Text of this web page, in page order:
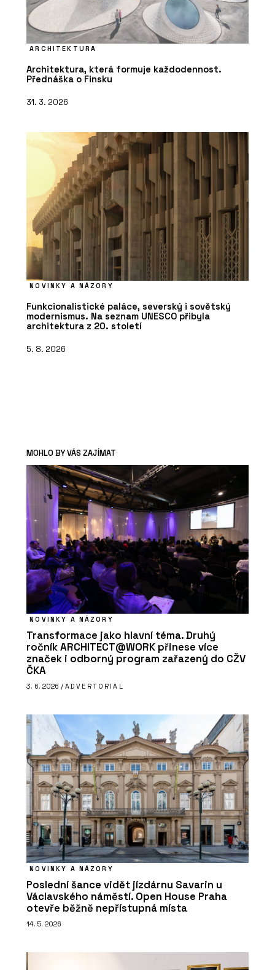
ARCHITEKTURA
Architektura, která formuje každodennost.
Přednáška o Finsku
31. 3. 2026
NOVINKY A NÁZORY
Funkcionalistické paláce, severský i sovětský
modernismus. Na seznam UNESCO přibyla
architektura z 20. století
5. 8. 2026
MOHLO BY VÁS ZAJÍMAT
NOVINKY A NÁZORY
Transformace jako hlavní téma. Druhý
ročník ARCHITECT@WORK přinese více
značek i odborný program zařazený do CŽV
ČKA
3. 6. 2026 / ADVERTORIAL
NOVINKY A NÁZORY
Poslední šance vidět jízdárnu Savarin u
Václavského náměstí. Open House Praha
otevře běžně nepřístupná místa
14. 5. 2026